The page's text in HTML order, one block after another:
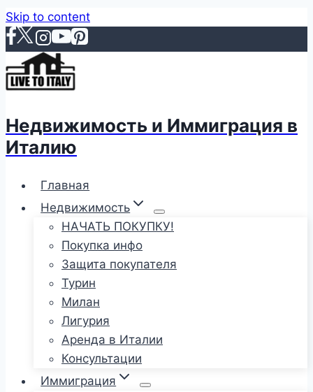
Skip to content
Недвижимость и Иммиграция в
Италию
Главная
Недвижимость
НАЧАТЬ ПОКУПКУ!
Покупка инфо
Защита покупателя
Турин
Милан
Лигурия
Аренда в Италии
Консультации
Иммиграция